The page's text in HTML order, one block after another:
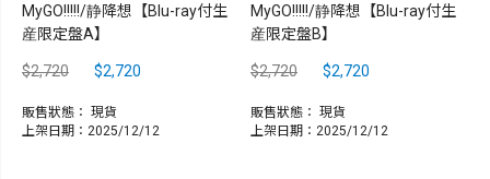
MyGO!!!!!/静降想【Blu-ray付生
産限定盤A】
$2,720 $2,720
販售狀態： 現貨
上架日期：2025/12/12
MyGO!!!!!/静降想【Blu-ray付生
産限定盤B】
$2,720 $2,720
販售狀態： 現貨
上架日期：2025/12/12